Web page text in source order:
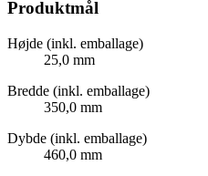
Produktmål
Højde (inkl. emballage)
25,0 mm
Bredde (inkl. emballage)
350,0 mm
Dybde (inkl. emballage)
460,0 mm